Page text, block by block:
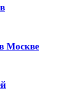
Москве